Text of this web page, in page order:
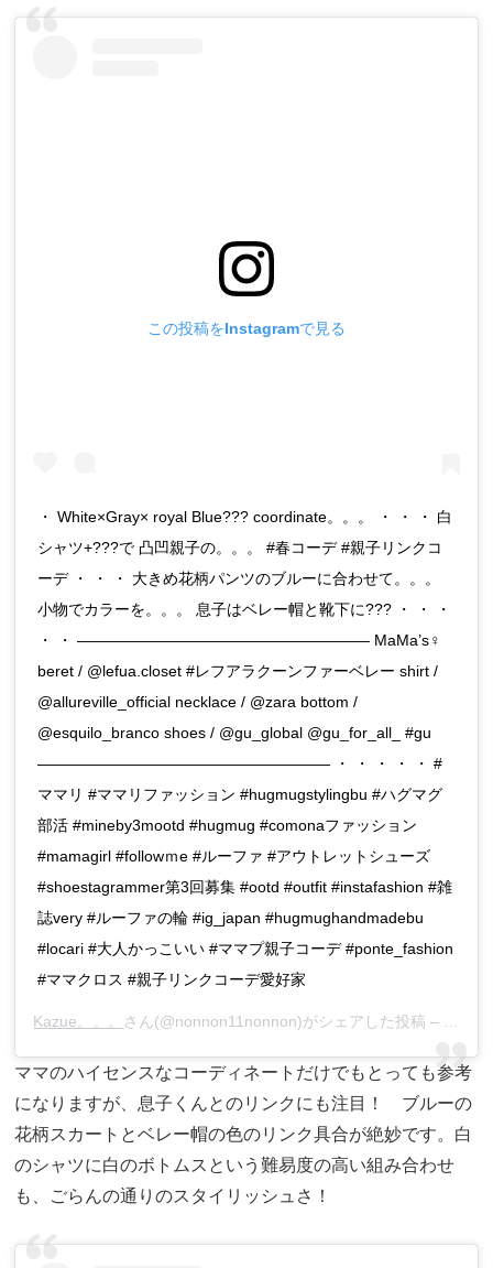
この投稿をInstagramで見る
・ White×Gray× royal Blue??? coordinate。。。 ・ ・ ・ 白
シャツ+???で 凸凹親子の。。。 #春コーデ #親子リンクコ
ーデ ・ ・ ・ 大きめ花柄パンツのブルーに合わせて。。。
小物でカラーを。。。 息子はベレー帽と靴下に??? ・ ・ ・
・ ・ ——————————————————— MaMa’s♀
beret / @lefua.closet #レフアラクーンファーベレー shirt /
@allureville_official necklace / @zara bottom /
@esquilo_branco shoes / @gu_global @gu_for_all_ #gu
——————————————————— ・ ・ ・ ・ ・ #
ママリ #ママリファッション #hugmugstylingbu #ハグマグ
部活 #mineby3mootd #hugmug #comonaファッション
#mamagirl #followｍe #ルーファ #アウトレットシューズ
#shoestagrammer第3回募集 #ootd #outfit #instafashion #雑
誌very #ルーファの輪 #ig_japan #hugmughandmadebu
#locari #大人かっこいい #ママプ親子コーデ #ponte_fashion
#ママクロス #親子リンクコーデ愛好家
Kazue。。。 さん(@nonnon11nonnon)がシェアした投稿 –
ママのハイセンスなコーディネートだけでもとっても参考
になりますが、息子くんとのリンクにも注目！ ブルーの
花柄スカートとベレー帽の色のリンク具合が絶妙です。白
のシャツに白のボトムスという難易度の高い組み合わせ
も、ごらんの通りのスタイリッシュさ！